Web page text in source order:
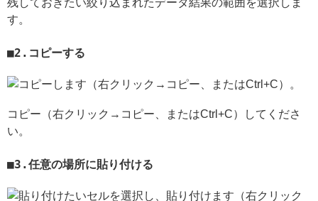
す。
2.コピーする
コピー（右クリック→コピー、またはCtrl+C）してくださ
い。
3.任意の場所に貼り付ける